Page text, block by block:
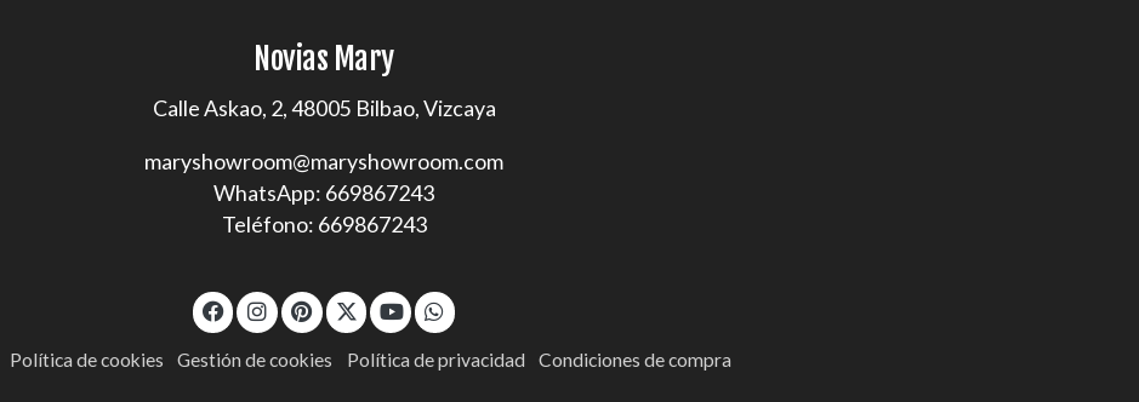
Novias Mary
Calle Askao, 2, 48005 Bilbao, Vizcaya
maryshowroom@maryshowroom.com
WhatsApp: 669867243
Teléfono: 669867243
Política de cookies Gestión de cookies Política de privacidad Condiciones de compra